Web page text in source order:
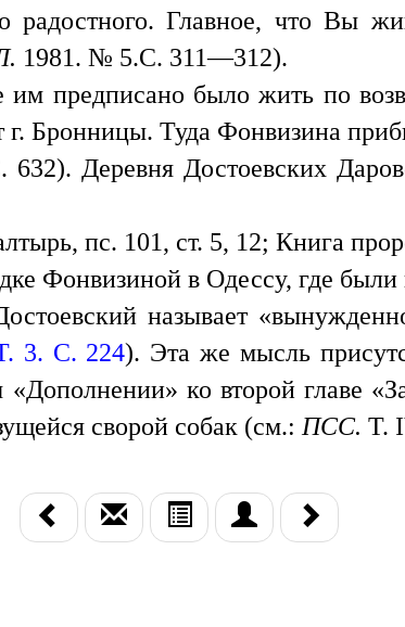
Главное, что Вы
1981. № 5.С. 311—312).
предписано было жить по
г. Бронницы. Туда Фонвизина
Деревня Достоевских
пс. 101, ст. 5, 12; Книга
Фонвизиной в Одессу, где
называет
3. С. 224). Эта же мысль
ко второй главе
сворой собак (см.: ПСС. Т.